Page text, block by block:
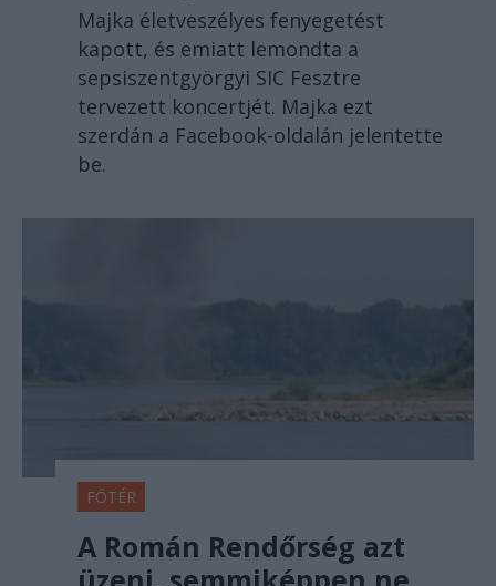
Majka életveszélyes fenyegetést
kapott, és emiatt lemondta a
sepsiszentgyörgyi SIC Fesztre
tervezett koncertjét. Majka ezt
szerdán a Facebook-oldalán jelentette
be.
FŐTÉR
A Román Rendőrség azt